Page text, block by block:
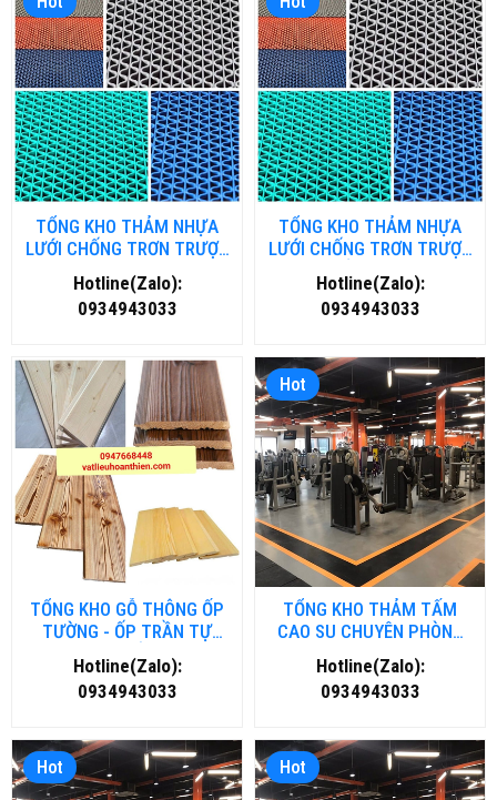
TỔNG KHO THẢM NHỰA
LƯỚI CHỐNG TRƠN TRƯỢT
TẠI HÀ NỘI
Hotline(Zalo):
0934943033
TỔNG KHO THẢM NHỰA
LƯỚI CHỐNG TRƠN TRƯỢT
TẠI HỒ CHÍ MINH
Hotline(Zalo):
0934943033
TỔNG KHO GỖ THÔNG ỐP
TƯỜNG - ỐP TRẦN TỰ
NHIÊN TẠI HẢI DƯƠNG
Hotline(Zalo):
0934943033
Hot
TỔNG KHO THẢM TẤM
CAO SU CHUYÊN PHÒNG
GYM- FITNESS TẠI ĐÀ
NẴNG
Hotline(Zalo):
0934943033
Hot Hot